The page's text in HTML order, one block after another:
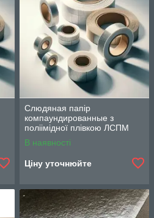
Слюдяная папір
компаундированные з
поліімідної плівкою ЛСПМ
В наявності
Ціну уточнюйте